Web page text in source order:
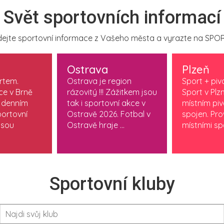
Svět sportovních informací
sportovní informace z Vašeho města a vyrazte na
v Brně
Ostrava
Ostrava je region
rázovitý !!! Zážitkem jsou
tak i sportovní akce v
Ostravě 2026. Fotbal v
Ostravě hraje ...
Plzeň
Sport +
Sport v
místním
spojen.
místními
Sportovní kluby